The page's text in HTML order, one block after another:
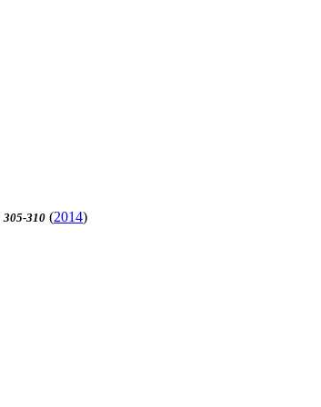
305-310 (2014)